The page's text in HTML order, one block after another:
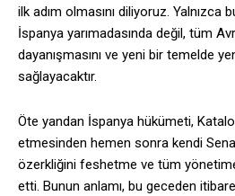
ilk adım olmasını diliyoruz. Yalnızca
İspanya yarımadasında değil, tüm
dayanışmasını ve yeni bir temelde
sağlayacaktır.
Öte yandan İspanya hükümeti,
etmesinden hemen sonra kendi
özerkliğini feshetme ve tüm
etti. Bunun anlamı, bu geceden